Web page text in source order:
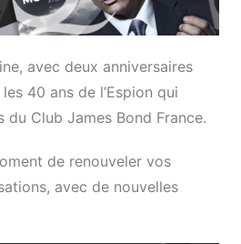
avec deux anniversaires
40 ans de l’Espion qui
du Club James Bond France.
de renouveler vos
avec de nouvelles